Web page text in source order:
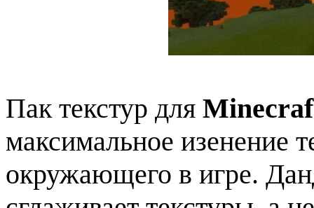
Пак текстур для
максимальное изенение
окружающего в игре.